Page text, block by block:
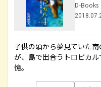
D-Books
子供の頃から夢見ていた
が、島で出合うトロピカ
憶。